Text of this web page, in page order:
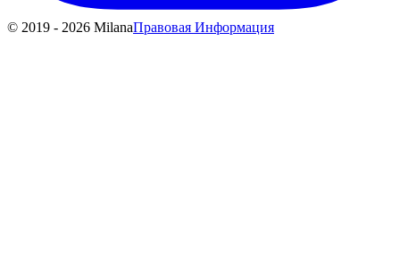
© 2019 - 2026 MilanaПравовая Информация